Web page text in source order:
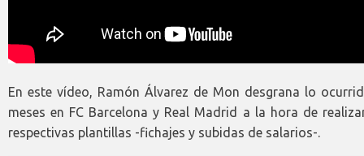
En este vídeo, Ramón Álvarez de Mon desgrana lo
meses en FC Barcelona y Real Madrid a la hora de
respectivas plantillas -fichajes y subidas de salarios-.